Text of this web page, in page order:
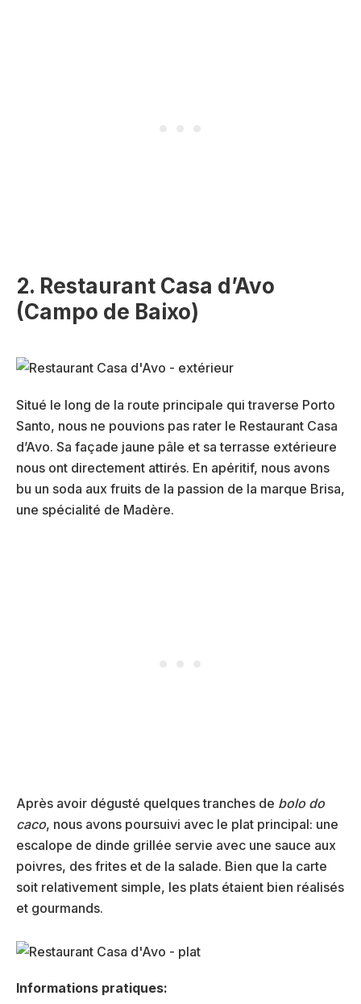
2. Restaurant Casa d’Avo
(Campo de Baixo)
Situé le long de la route principale qui traverse Porto
Santo, nous ne pouvions pas rater le Restaurant Casa
d’Avo. Sa façade jaune pâle et sa terrasse extérieure
nous ont directement attirés. En apéritif, nous avons
bu un soda aux fruits de la passion de la marque Brisa,
une spécialité de Madère.
Après avoir dégusté quelques tranches de bolo do
caco, nous avons poursuivi avec le plat principal: une
escalope de dinde grillée servie avec une sauce aux
poivres, des frites et de la salade. Bien que la carte
soit relativement simple, les plats étaient bien réalisés
et gourmands.
Informations pratiques: